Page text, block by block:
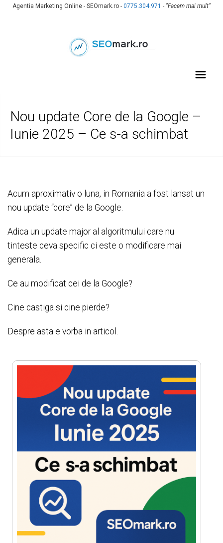
Agentia Marketing Online - SEOmark.ro - 0775.304.971 - "Facem mai mult"
Nou update Core de la Google –
Iunie 2025 – Ce s-a schimbat
Acum aproximativ o luna, in Romania a fost lansat un
nou update “core” de la Google.
Adica un update major al algoritmului care nu
tinteste ceva specific ci este o modificare mai
generala.
Ce au modificat cei de la Google?
Cine castiga si cine pierde?
Despre asta e vorba in articol.